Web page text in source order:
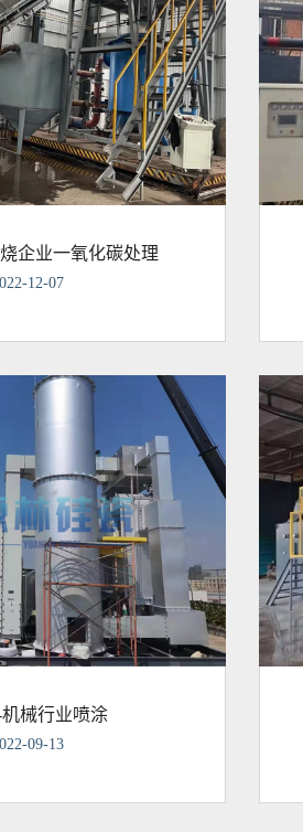
企业一氧化碳处理
12-07
械行业喷涂
09-13